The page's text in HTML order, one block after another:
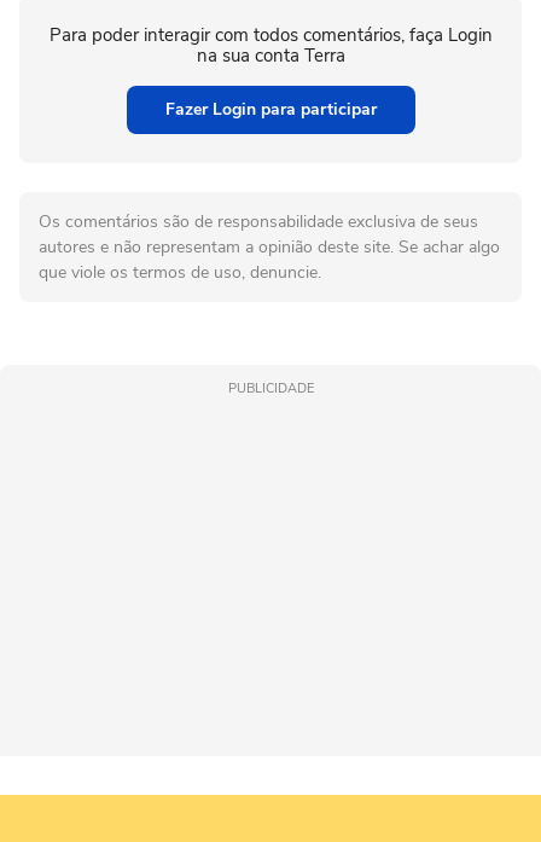
Para poder interagir com todos comentários, faça Login
na sua conta Terra
Fazer Login para participar
Os comentários são de responsabilidade exclusiva de seus
autores e não representam a opinião deste site. Se achar algo
que viole os termos de uso, denuncie.
PUBLICIDADE